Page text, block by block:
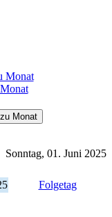
Monat
Sonntag, 01. Juni 2025
Folgetag